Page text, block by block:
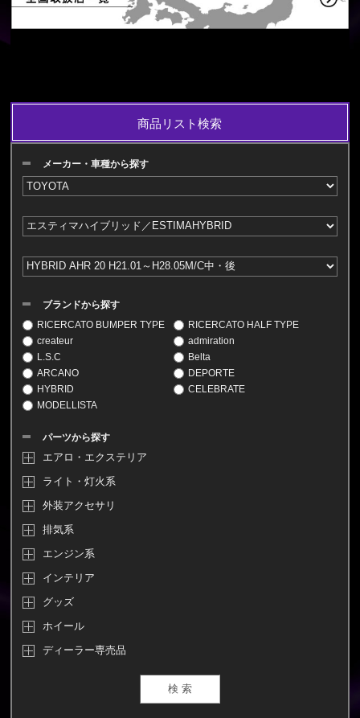
商品リスト検索
メーカー・車種から探す
ブランドから探す
RICERCATO BUMPER TYPE
RICERCATO HALF TYPE
createur
admiration
L.S.C
Belta
ARCANO
DEPORTE
HYBRID
CELEBRATE
MODELLISTA
パーツから探す
エアロ・エクステリア
ライト・灯火系
外装アクセサリ
排気系
エンジン系
インテリア
グッズ
ホイール
ディーラー専売品